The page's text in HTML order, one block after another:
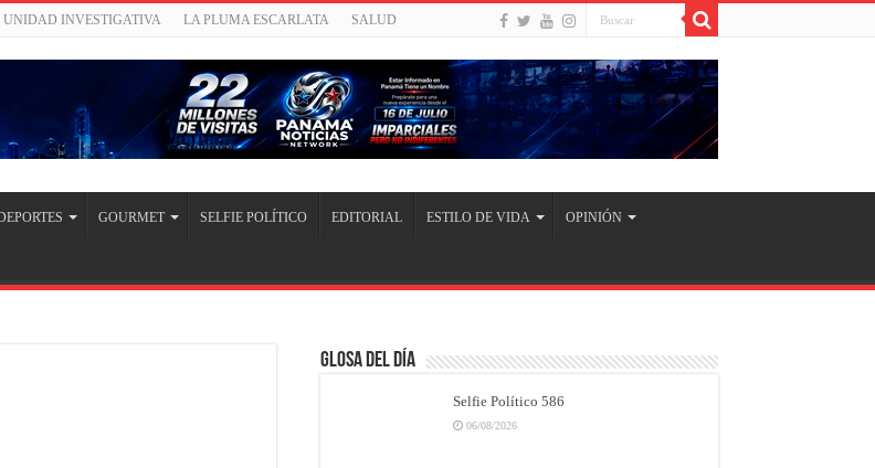
UNIDAD INVESTIGATIVA LA PLUMA ESCARLATA SALUD
GOURMET SELFIE POLÍTICO EDITORIAL ESTILO DE VIDA OPINIÓN
Glosa del Día
Selfie Político 586
06/08/2026